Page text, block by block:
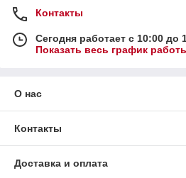
Контакты
Сегодня работает с 10:00 до
Показать весь график
О нас
Контакты
Доставка и оплата